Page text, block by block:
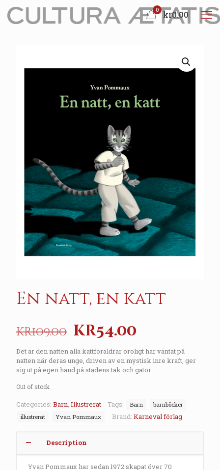
0 kr0.00
En natt, en katt
kr109.00 Original
price
was:
kr109.00.
kr54.00
price
is:
kr54.00.
Det är den natten alla kattföräldrar oroligt har väntat på
natten när deras unge, driven av en mystisk inre kraft, ger
sig ut på egen hand på stadens tak och gator …
Out of stock
Categories: Barn Illustrerat Tags: Barn
barnböcker
illustrerat
Yvan Pommaux Brand: Karneval förlag
Description
Yvan Pommaux har sedan 1972 skapat över 70